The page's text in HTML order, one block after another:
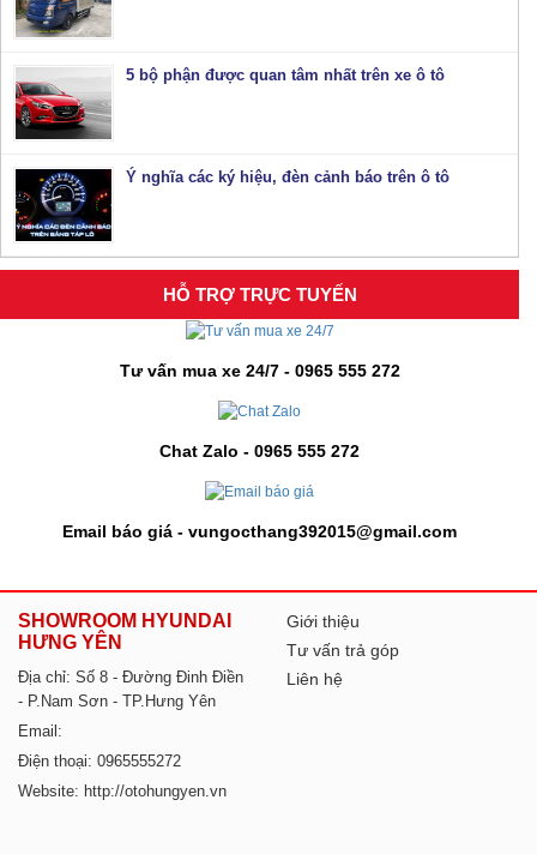
5 bộ phận được quan tâm nhất trên xe ô tô
Ý nghĩa các ký hiệu, đèn cảnh báo trên ô tô
HỖ TRỢ TRỰC TUYẾN
Tư vấn mua xe 24/7 - 0965 555 272
Chat Zalo - 0965 555 272
Email báo giá - vungocthang392015@gmail.com
SHOWROOM HYUNDAI
HƯNG YÊN
Địa chỉ: Số 8 - Đường Đinh Điền
- P.Nam Sơn - TP.Hưng Yên
Email:
Điện thoại: 0965555272
Website: http://otohungyen.vn
Giới thiệu
Tư vấn trả góp
Liên hệ